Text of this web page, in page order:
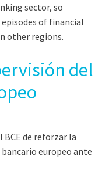
sector, so
of financial
other regions.
del
BCE de reforzar la
europeo ante